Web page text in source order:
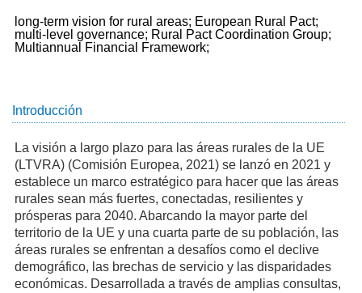
long-term vision for rural areas; European Rural Pact;
multi-level governance; Rural Pact Coordination Group;
Multiannual Financial Framework;
Introducción
La visión a largo plazo para las áreas rurales de la UE
(LTVRA) (Comisión Europea, 2021) se lanzó en 2021 y
establece un marco estratégico para hacer que las áreas
rurales sean más fuertes, conectadas, resilientes y
prósperas para 2040. Abarcando la mayor parte del
territorio de la UE y una cuarta parte de su población, las
áreas rurales se enfrentan a desafíos como el declive
demográfico, las brechas de servicio y las disparidades
económicas. Desarrollada a través de amplias consultas,